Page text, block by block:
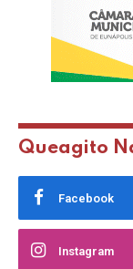
Queagito
Facebook
Instagram